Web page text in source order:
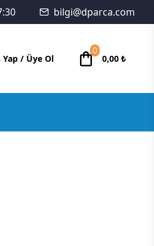
bilgi@dparca.com
Yap / Üye Ol
0
0,00 ₺